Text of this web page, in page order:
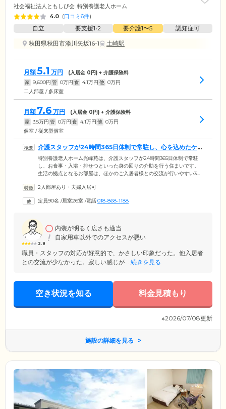
社会福祉法人ともしび会 特別養護老人ホーム
4.0 (口コミ6件)
自立 要支援1•2 要介護1〜5
認知症可
秋田県秋田市添川矢坂16-1
土崎駅
月額5.1 万円 (入居金 0円) + 介護保険料
家 9,600円 管 0万円 食 4.1万円 他 0万円
二人部屋 / 多床室
月額 7.6 万円 (入居金 0円) + 介護保険料
家 3.5万円 管 0万円 食 4.1万円 他 0万円
個室 / 従来型個室
介護スタッフが24時間365日体制で常駐し、心を込めたケア
を行います
特別養護老人ホーム光峰苑は、介護スタッフが24時間365日体制で常駐
し、お食事・入浴・排せつといった身の回りの介助を行う住まいです。
生活の拠点となるお部屋は、ほかのご入居者様との交流が行いやすい3～
ご提供します。浴室設備は個浴のほか、大浴槽・特殊浴槽も完備。お体
り快適に、ゆとりある毎日を過ごしていただけるよう、そしてご家族様
2人部屋あり・夫婦入居可
定員90名 /居室26室 /電話018-868-1188
2.8
内装が明るく広さも適当
自家用車以外でのアクセスが悪い
職員・スタッフの対応が好意的で、かさしい印象だった。他入居者
との交流が少なかった。寂しい感じが... 続きを見る
空き状況を知る 料金見積もり
※2026/07/08更新
施設の詳細を見る